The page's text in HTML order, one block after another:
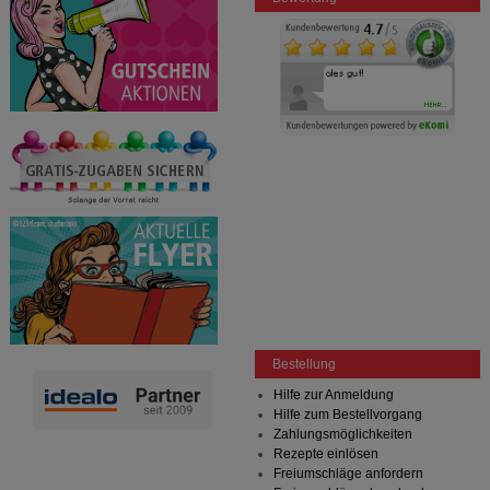
Bestellung
Hilfe zur Anmeldung
Hilfe zum Bestellvorgang
Zahlungsmöglichkeiten
Rezepte einlösen
Freiumschläge anfordern